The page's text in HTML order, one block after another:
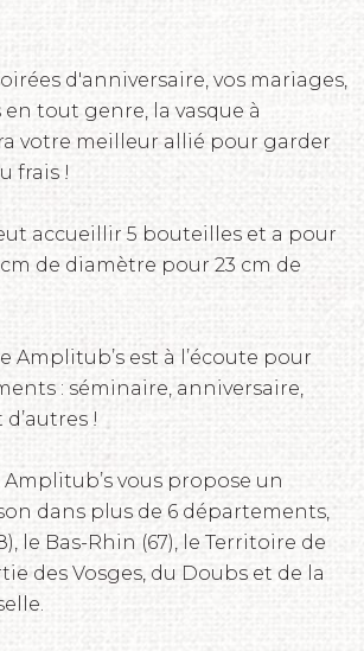
d'anniversaire, vos mariages,
tout genre, la vasque à
votre meilleur allié pour garder
frais !
accueillir 5 bouteilles et a pour
de diamètre pour 23 cm de
Amplitub’s est à l’écoute pour
: séminaire, anniversaire,
!
Amplitub’s vous propose un
dans plus de 6 départements,
le Bas-Rhin (67), le Territoire de
des Vosges, du Doubs et de la